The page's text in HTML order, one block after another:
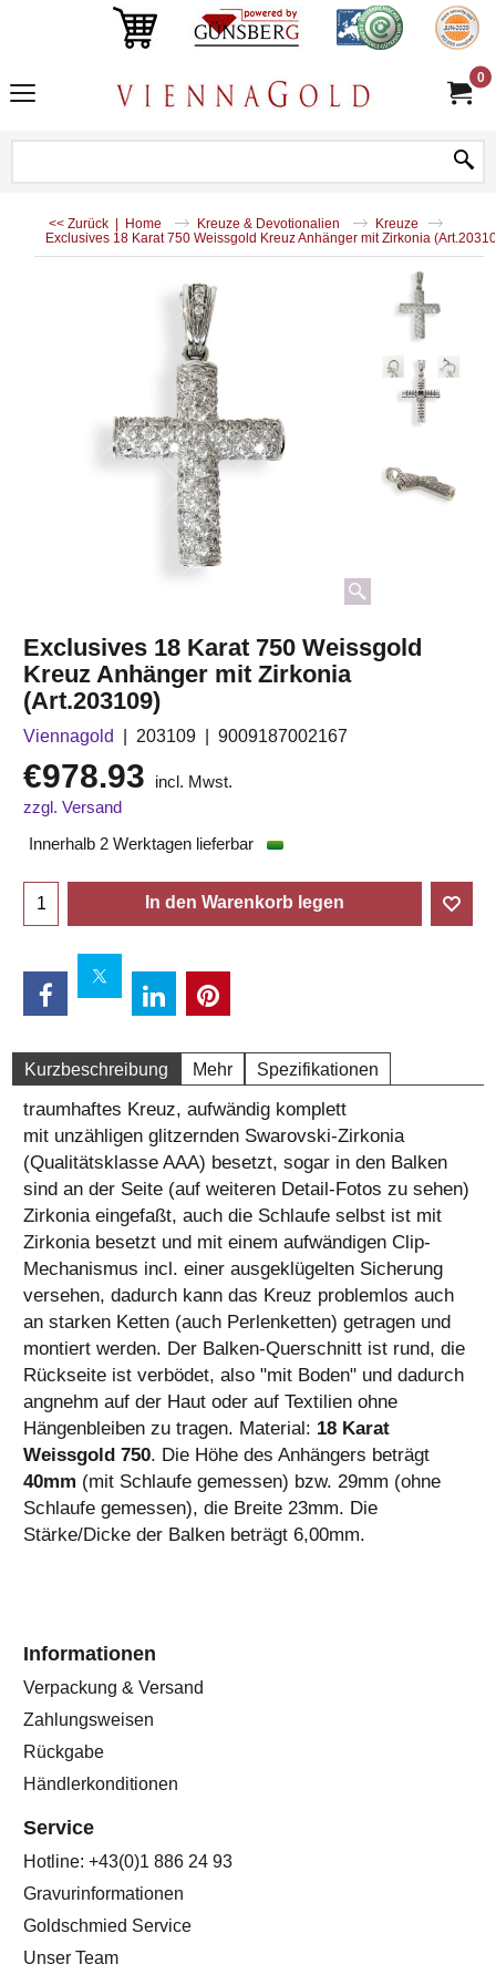
0
<< Zurück | Home Kreuze & Devotionalien
Kreuze
Exclusives 18 Karat 750 Weissgold Kreuz Anhänger mit Zirkonia
Exclusives 18 Karat 750 Weissgold
Kreuz Anhänger mit Zirkonia
(Art.203109)
Viennagold 203109 9009187002167
€978.93
incl. Mwst.
zzgl. Versand
Innerhalb 2 Werktagen lieferbar
In den Warenkorb legen
Kurzbeschreibung Mehr Spezifikationen
traumhaftes Kreuz, aufwändig komplett
mit unzähligen glitzernden Swarovski-Zirkonia
(Qualitätsklasse AAA) besetzt, sogar in den Balken
sind an der Seite (auf weiteren Detail-Fotos zu sehen)
Zirkonia eingefaßt, auch die Schlaufe selbst ist mit
Zirkonia besetzt und mit einem aufwändigen Clip-
Mechanismus incl. einer ausgeklügelten Sicherung
versehen, dadurch kann das Kreuz problemlos auch
an starken Ketten (auch Perlenketten) getragen und
montiert werden. Der Balken-Querschnitt ist rund, die
Rückseite ist verbödet, also "mit Boden" und dadurch
angnehm auf der Haut oder auf Textilien ohne
Hängenbleiben zu tragen. Material: 18 Karat
Weissgold 750. Die Höhe des Anhängers beträgt
40mm (mit Schlaufe gemessen) bzw. 29mm (ohne
Schlaufe gemessen), die Breite 23mm. Die
Stärke/Dicke der Balken beträgt 6,00mm.
Informationen
Verpackung & Versand
Zahlungsweisen
Rückgabe
Händlerkonditionen
Service
Hotline: +43(0)1 886 24 93
Gravurinformationen
Goldschmied Service
Unser Team